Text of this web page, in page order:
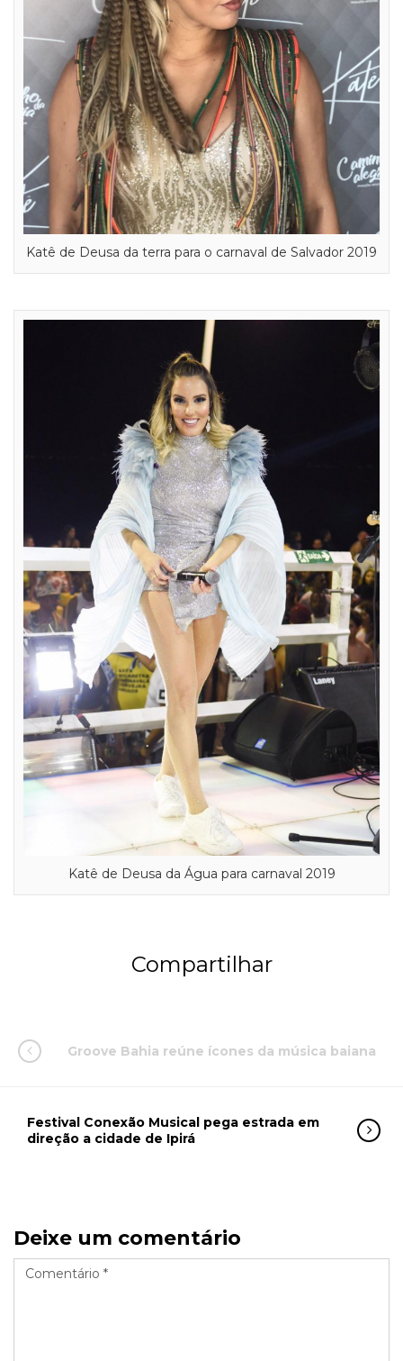
Katê de Deusa da terra para o carnaval de Salvador 2019
Katê de Deusa da Água para carnaval 2019
Compartilhar
Groove Bahia reúne ícones da música baiana
Festival Conexão Musical pega estrada em
direção a cidade de Ipirá
Deixe um comentário